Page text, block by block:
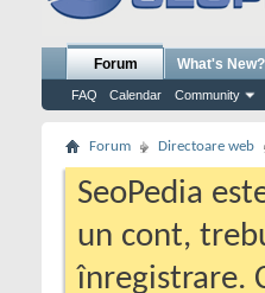
Forum
FAQ Calendar Community
What's New?
Forum Directoare web
SeoPedia
un cont,
înregistrare.